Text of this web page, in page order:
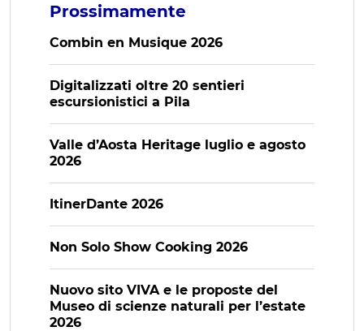
Prossimamente
Combin en Musique 2026
Digitalizzati oltre 20 sentieri
escursionistici a Pila
Valle d’Aosta Heritage luglio e agosto
2026
ItinerDante 2026
Non Solo Show Cooking 2026
Nuovo sito VIVA e le proposte del
Museo di scienze naturali per l’estate
2026